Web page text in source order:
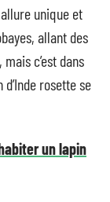
unique et
allant des
c’est dans
rosette se
un lapin